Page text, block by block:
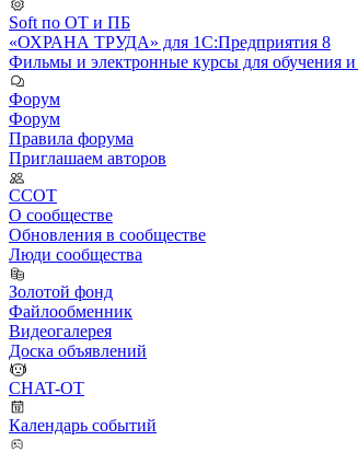
Soft по ОТ и ПБ
«ОХРАНА ТРУДА» для 1С:Предприятия 8
Фильмы и электронные курсы для обучения и
Форум
Форум
Правила форума
Приглашаем авторов
ССОТ
О сообществе
Обновления в сообществе
Люди сообщества
Золотой фонд
Файлообменник
Видеогалерея
Доска объявлений
CHAT-OT
Календарь событий